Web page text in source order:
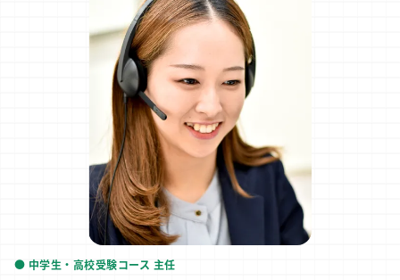
● 中学生・高校受験コース 主任